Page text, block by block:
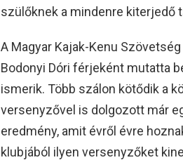
szülőknek a mindenre kiterjedő
A Magyar Kajak-Kenu
Bodonyi Dóri férjeként mutatta
ismerik. Több szálon kötődik a
versenyzővel is dolgozott már
eredmény, amit évről évre
klubjából ilyen versenyzőket